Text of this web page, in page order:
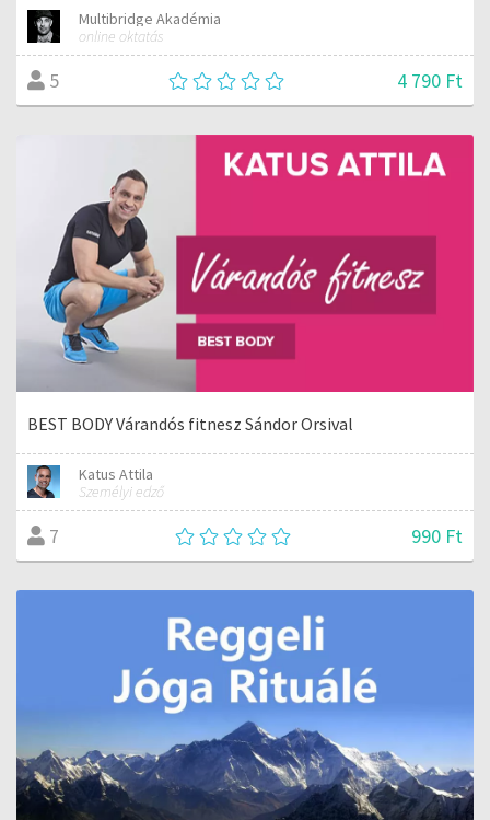
Multibridge Akadémia
online oktatás
5 4 790 Ft
BEST BODY Várandós fitnesz Sándor Orsival
Katus Attila
Személyi edző
7 990 Ft